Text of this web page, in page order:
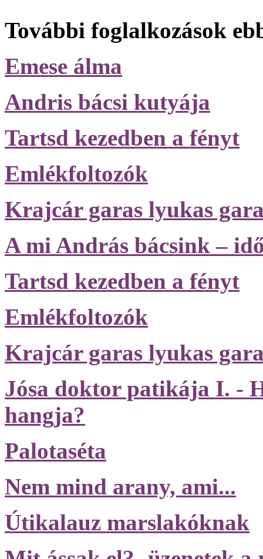
További foglalkozások
Emese álma
Andris bácsi kutyája
Tartsd kezedben a fényt
Emlékfoltozók
Krajcár garas lyukas
A mi András bácsink –
Tartsd kezedben a fényt
Emlékfoltozók
Krajcár garas lyukas
Jósa doktor patikája I. -
hangja?
Palotaséta
Nem mind arany, ami...
Útikalauz marslakóknak